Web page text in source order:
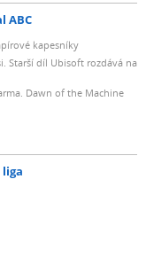
ABC
kapesníky
Starší díl Ubisoft rozdává na
Dawn of the Machine